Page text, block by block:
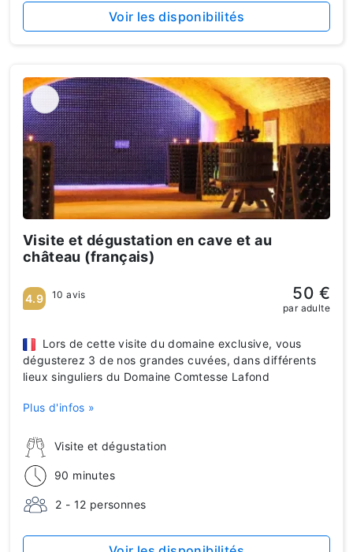
Voir les disponibilités
Visite et dégustation en cave et au
château (français)
Visite et dégustation
90 minutes
2 - 12 personnes
Lors de cette visite du domaine exclusive, vous
dégusterez 3 de nos grandes cuvées, dans différents
lieux singuliers du Domaine Comtesse Lafond
Plus d'infos »
4.9 10 avis 50 €
par adulte